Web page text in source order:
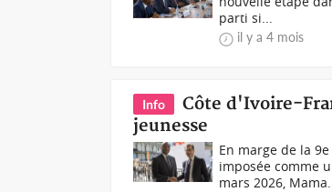
parti si...
il y a 4 mois
Info
Côte d'Ivoire-
jeunesse
En marge de la
imposée comme
mars 2026,